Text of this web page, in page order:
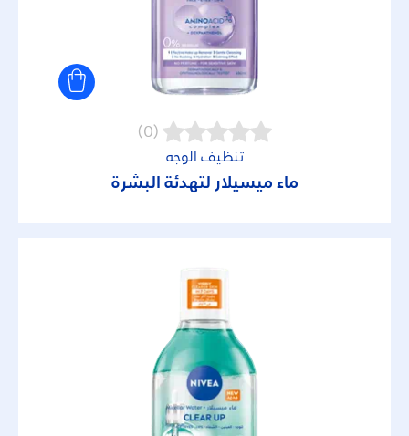
(0)
تنظيف الوجه
ماء ميسيلار لتهدئة البشرة